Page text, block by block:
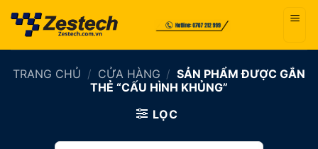
qua
TRANG CHỦ / CỬA HÀNG / SẢN PHẨM ĐƯỢC GẮN
THẺ “CẤU HÌNH KHỦNG”
LỌC